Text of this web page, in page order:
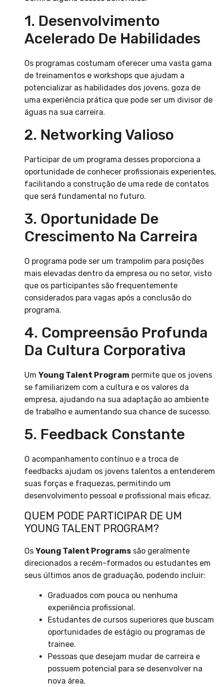
1. Desenvolvimento
Acelerado De Habilidades
Os programas costumam oferecer uma vasta gama
de treinamentos e workshops que ajudam a
potencializar as habilidades dos jovens, goza de
uma experiência prática que pode ser um divisor de
águas na sua carreira.
2. Networking Valioso
Participar de um programa desses proporciona a
oportunidade de conhecer profissionais experientes,
facilitando a construção de uma rede de contatos
que será fundamental no futuro.
3. Oportunidade De
Crescimento Na Carreira
O programa pode ser um trampolim para posições
mais elevadas dentro da empresa ou no setor, visto
que os participantes são frequentemente
considerados para vagas após a conclusão do
programa.
4. Compreensão Profunda
Da Cultura Corporativa
Um Young Talent Program permite que os jovens
se familiarizem com a cultura e os valores da
empresa, ajudando na sua adaptação ao ambiente
de trabalho e aumentando sua chance de sucesso.
5. Feedback Constante
O acompanhamento contínuo e a troca de
feedbacks ajudam os jovens talentos a entenderem
suas forças e fraquezas, permitindo um
desenvolvimento pessoal e profissional mais eficaz.
QUEM PODE PARTICIPAR DE UM
YOUNG TALENT PROGRAM?
Os Young Talent Programs são geralmente
direcionados a recém-formados ou estudantes em
seus últimos anos de graduação, podendo incluir:
Graduados com pouca ou nenhuma
experiência profissional.
Estudantes de cursos superiores que buscam
oportunidades de estágio ou programas de
trainee.
Pessoas que desejam mudar de carreira e
possuem potencial para se desenvolver na
nova área.